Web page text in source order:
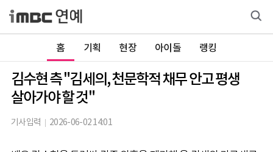
홈 기획 현장 아이돌 랭킹
김수현 측 "김세의, 천문학적 채무 안고 평생
살아가야 할 것"
기사입력 2026-06-02 14:01